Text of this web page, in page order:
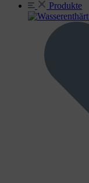
Produkte